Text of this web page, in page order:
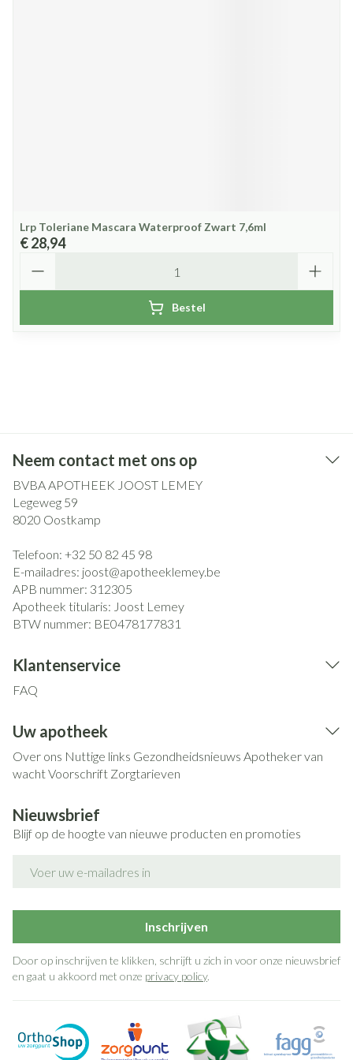
Lrp Toleriane Mascara Waterproof Zwart 7,6ml
€ 28,94
Bestel
Neem contact met ons op
BVBA APOTHEEK JOOST LEMEY
Legeweg 59
8020 Oostkamp
Telefoon: +32 50 82 45 98
E-mailadres: joost@apotheeklemey.be
APB nummer: 312305
Apotheek titularis: Joost Lemey
BTW nummer: BE0478177831
Klantenservice
FAQ
Uw apotheek
Over ons Nuttige links Gezondheidsnieuws Apotheker van
wachtVoorschrift Zorgtarieven
Nieuwsbrief
Blijf op de hoogte van nieuwe producten en promoties
Inschrijven
Door op inschrijven te klikken, schrijft u zich in voor onze nieuwsbrief
en gaat u akkoord met onze privacy policy.